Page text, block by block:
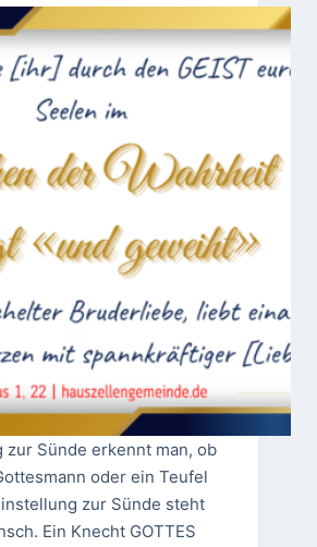
zur Sünde erkennt man, ob
oder ein Teufel
zur Sünde steht
Ein Knecht GOTTES